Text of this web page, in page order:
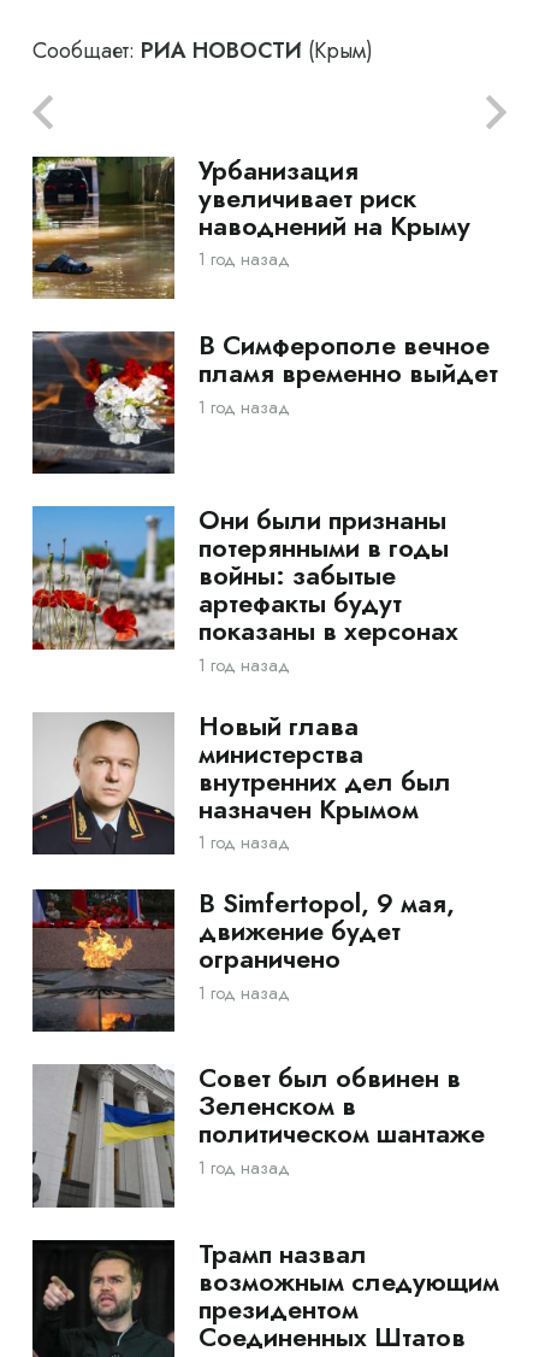
Сообщает: РИА НОВОСТИ (Крым)
Урбанизация
увеличивает риск
наводнений на Крыму
1 год назад
В Симферополе вечное
пламя временно выйдет
1 год назад
Они были признаны
потерянными в годы
войны: забытые
артефакты будут
показаны в херсонах
1 год назад
Новый глава
министерства
внутренних дел был
назначен Крымом
1 год назад
В Simfertopol, 9 мая,
движение будет
ограничено
1 год назад
Совет был обвинен в
Зеленском в
политическом шантаже
1 год назад
Трамп назвал
возможным следующим
президентом
Соединенных Штатов